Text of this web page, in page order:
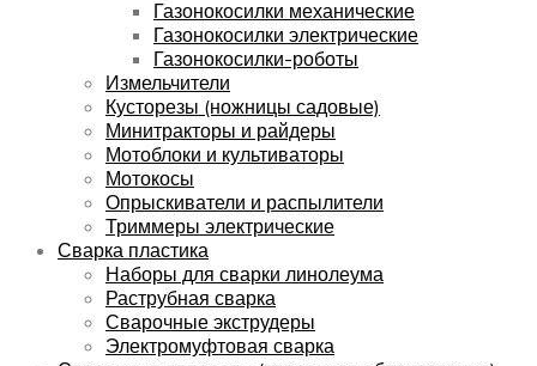
Газонокосилки механические
Газонокосилки электрические
Газонокосилки-роботы
Измельчители
Кусторезы (ножницы садовые)
Минитракторы и райдеры
Мотоблоки и культиваторы
Мотокосы
Опрыскиватели и распылители
Триммеры электрические
Сварка пластика
Наборы для сварки линолеума
Раструбная сварка
Сварочные экструдеры
Электромуфтовая сварка